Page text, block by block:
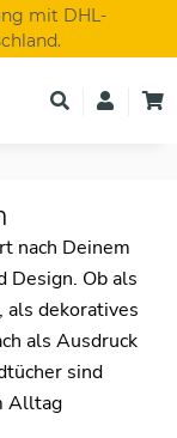
mit DHL-
nach Deinem
Design. Ob als
als dekoratives
als Ausdruck
sind
Alltag